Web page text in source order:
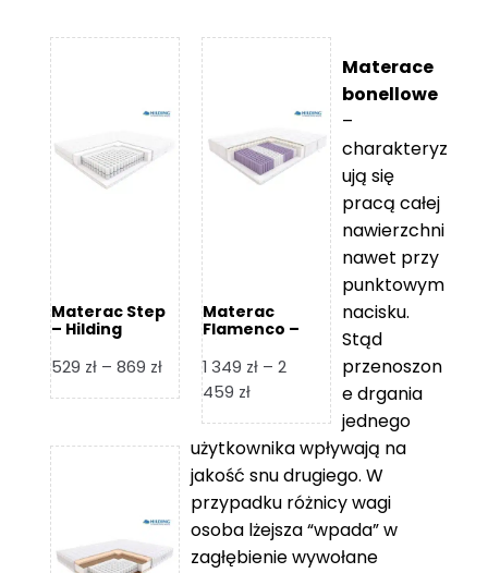
Materac Step
– Hilding
529 zł – 869 złZakres
cen:
529 zł
do
869 zł
Materac
Flamenco –
1 349 zł – 2
459 złZakres
od
1
349 zł
2
459 zł
Materace
bonellowe
–
charakteryz
ują się
pracą całej
nawierzchni
nawet przy
punktowym
nacisku.
Stąd
przenoszon
e drgania
jednego
użytkownika wpływają na
jakość snu drugiego. W
przypadku różnicy wagi
osoba lżejsza “wpada” w
zagłębienie wywołane